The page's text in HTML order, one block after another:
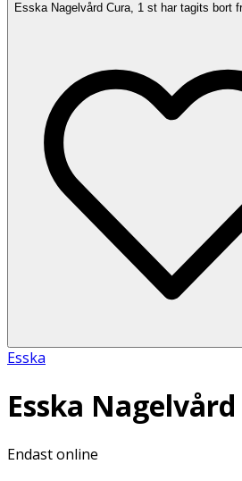
Esska Nagelvård Cura, 1 st har tagits bort
Esska
Esska
Endast online